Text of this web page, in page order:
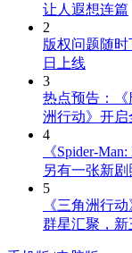
让人遐想连篇
2
版权问题随
日上线
3
热点预告：
洲行动》开启
4
《Spider-
另有一张新
5
《三角洲行
群星汇聚，新